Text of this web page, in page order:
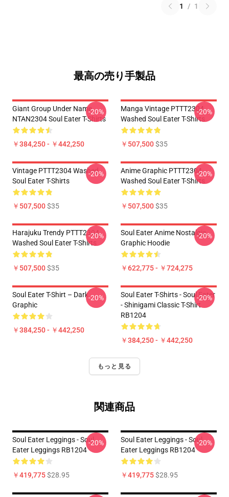
1 / 1
最高の売り手製品
Giant Group Under Name
NTAN2304 Soul Eater T-Shirts
￥384,250 - ￥442,250
-20%
Manga Vintage PTTT2304
Washed Soul Eater T-Shirts
￥507,500$35
-20%
Vintage PTTT2304 Washed
Soul Eater T-Shirts
￥507,500$35
-20%
Anime Graphic PTTT2304
Washed Soul Eater T-Shirts
￥507,500$35
-20%
Harajuku Trendy PTTT2304
Washed Soul Eater T-Shirts
￥507,500$35
-20%
Soul Eater Anime Nostalgia
Graphic Hoodie
￥622,775 - ￥724,275
-20%
Soul Eater T-Shirt – Dark
Graphic
￥384,250 - ￥442,250
-20%
Soul Eater T-Shirts - Soul Eater
- Shinigami Classic T-Shirt
RB1204
￥384,250 - ￥442,250
-20%
もっと見る
関連商品
Soul Eater Leggings - Soul
Eater Leggings RB1204
￥419,775$28.95
-20%
Soul Eater Leggings - Soul
Eater Leggings RB1204
￥419,775$28.95
-20%